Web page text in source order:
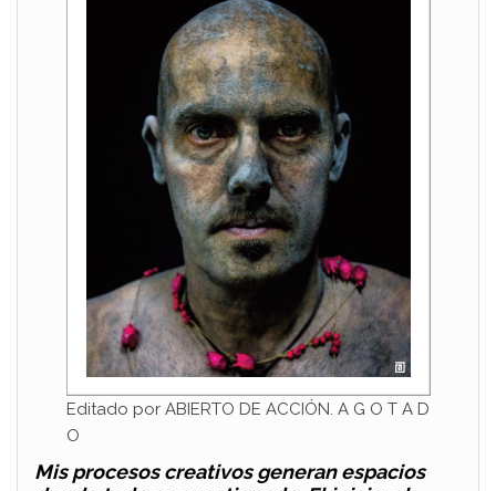
Editado por ABIERTO DE ACCIÓN. A G O T A D
O
Mis procesos creativos generan espacios